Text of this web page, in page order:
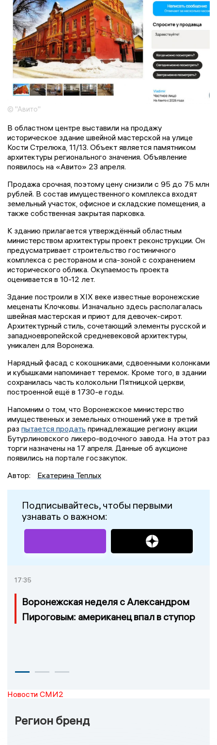
© "Авито"
В областном центре выставили на продажу
историческое здание швейной мастерской на улице
Кости Стрелюка, 11/13. Объект является памятником
архитектуры регионального значения. Объявление
появилось на «Авито» 23 апреля.
Продажа срочная, поэтому цену снизили с 95 до 75 млн
рублей. В состав имущественного комплекса входят
земельный участок, офисное и складские помещения, а
также собственная закрытая парковка.
К зданию прилагается утверждённый областным
министерством архитектуры проект реконструкции. Он
предусматривает строительство гостиничного
комплекса с рестораном и спа-зоной с сохранением
исторического облика. Окупаемость проекта
оценивается в 10-12 лет.
Здание построили в XIX веке известные воронежские
меценаты Клочковы. Изначально здесь располагалась
швейная мастерская и приют для девочек-сирот.
Архитектурный стиль, сочетающий элементы русской и
западноевропейской средневековой архитектуры,
уникален для Воронежа.
Нарядный фасад с кокошниками, сдвоенными колонками
и кубышками напоминает теремок. Кроме того, в здании
сохранилась часть колокольни Пятницкой церкви,
построенной ещё в 1730-е годы.
Напомним о том, что Воронежское министерство
имущественных и земельных отношений уже в третий
раз пытается продать принадлежащие региону акции
Бутурлиновского ликеро-водочного завода. На этот раз
торги назначены на 17 апреля. Данные об аукционе
появились на портале госзакупок.
Автор:
Екатерина Теплых
Подписывайтесь, чтобы первыми
узнавать о важном:
17:35
Воронежская неделя с Александром
Пироговым: американец впал в ступор
Новости СМИ2
Регион бренд